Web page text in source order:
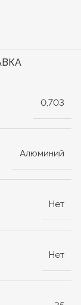
0,703
Алюминий
Нет
Нет